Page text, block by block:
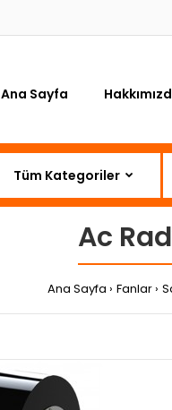
Ana Sayfa
Ac
Ana Sayfa Fanlar